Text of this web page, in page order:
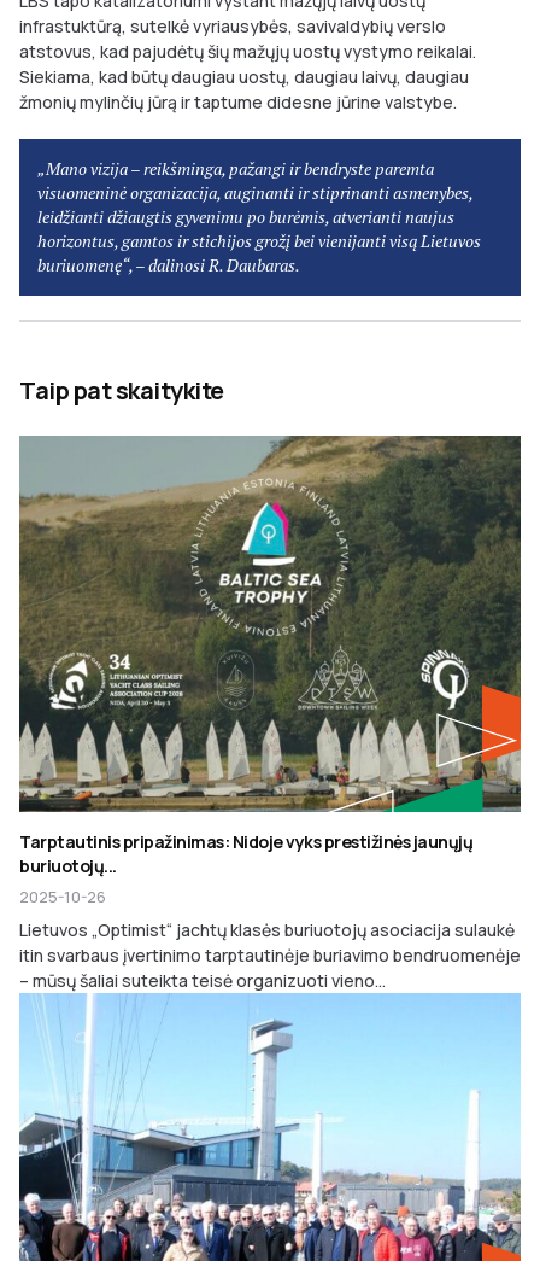
infrastuktūrą, sutelkė vyriausybės, savivaldybių verslo
atstovus, kad pajudėtų šių mažųjų uostų vystymo reikalai.
Siekiama, kad būtų daugiau uostų, daugiau laivų, daugiau
žmonių mylinčių jūrą ir taptume didesne jūrine valstybe.
„Mano vizija – reikšminga, pažangi ir bendryste paremta
visuomeninė organizacija, auginanti ir stiprinanti asmenybes,
leidžianti džiaugtis gyvenimu po burėmis, atverianti naujus
horizontus, gamtos ir stichijos grožį bei vienijanti visą Lietuvos
buriuomenę“, – dalinosi R. Daubaras.
Taip pat skaitykite
Tarptautinis pripažinimas: Nidoje vyks prestižinės jaunųjų
buriuotojų...
2025-10-26
Lietuvos „Optimist“ jachtų klasės buriuotojų asociacija sulaukė
itin svarbaus įvertinimo tarptautinėje buriavimo bendruomenėje
– mūsų šaliai suteikta teisė organizuoti vieno...